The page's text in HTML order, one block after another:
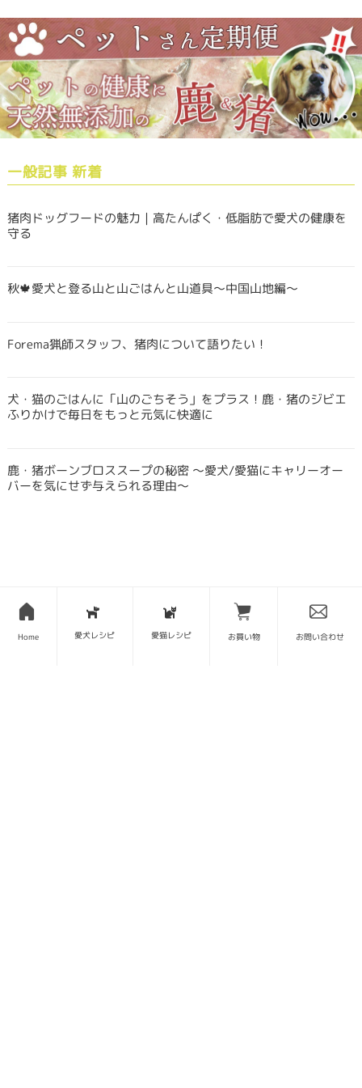
一般記事 新着
猪肉ドッグフードの魅力｜高たんぱく・低脂肪で愛犬の健康を
守る
秋🍁愛犬と登る山と山ごはんと山道具〜中国山地編〜
Forema猟師スタッフ、猪肉について語りたい！
犬・猫のごはんに「山のごちそう」をプラス！鹿・猪のジビエ
ふりかけで毎日をもっと元気に快適に
鹿・猪ボーンブロススープの秘密 〜愛犬/愛猫にキャリーオー
バーを気にせず与えられる理由〜
Home 愛犬レシピ 愛猫レシピ お買い物 お問い合わせ
SITE MAP